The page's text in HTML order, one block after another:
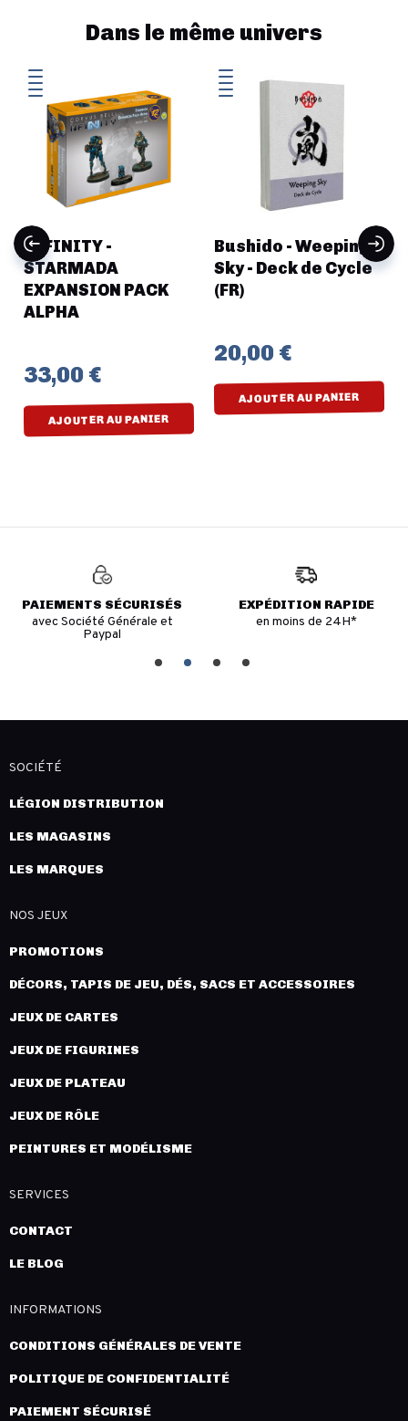
Dans le même univers
INFINITY -
STARMADA
EXPANSION PACK
ALPHA
33,00 €
AJOUTER AU PANIER
Bushido - Weeping
Sky - Deck de Cycle
(FR)
20,00 €
AJOUTER AU PANIER
PAIEMENTS SÉCURISÉS
avec Société Générale et
Paypal
EXPÉDITION RAPIDE
en moins de 24H*
SOCIÉTÉ
LÉGION DISTRIBUTION
LES MAGASINS
LES MARQUES
NOS JEUX
PROMOTIONS
DÉCORS, TAPIS DE JEU, DÉS, SACS ET ACCESSOIRES
JEUX DE CARTES
JEUX DE FIGURINES
JEUX DE PLATEAU
JEUX DE RÔLE
PEINTURES ET MODÉLISME
SERVICES
CONTACT
LE BLOG
INFORMATIONS
CONDITIONS GÉNÉRALES DE VENTE
POLITIQUE DE CONFIDENTIALITÉ
PAIEMENT SÉCURISÉ